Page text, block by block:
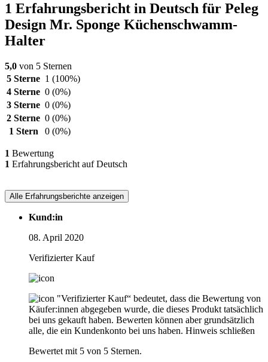
1 Erfahrungsbericht in Deutsch für Peleg
Design Mr. Sponge Küchenschwamm-
Halter
5,0 von 5 Sternen
5 Sterne 1 (100%)
4 Sterne 0 (0%)
3 Sterne 0 (0%)
2 Sterne 0 (0%)
1 Stern
0 (0%)
1 Bewertung
1 Erfahrungsbericht auf Deutsch
Alle Erfahrungsberichte anzeigen
Kund:in
08. April 2020
Verifizierter Kauf
"Verifizierter Kauf“ bedeutet, dass die Bewertung von
Käufer:innen abgegeben wurde, die dieses Produkt tatsächlich
bei uns gekauft haben. Bewerten können aber grundsätzlich
alle, die ein Kundenkonto bei uns haben. Hinweis schließen
Bewertet mit 5 von 5 Sternen.